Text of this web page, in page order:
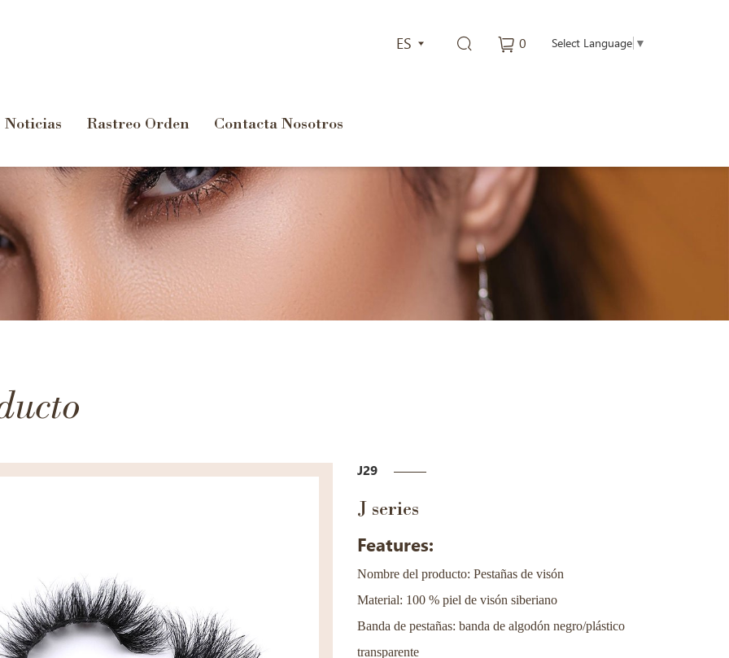
Select Language ▼
0
ES
Noticias Rastreo Orden Contacta Nosotros
J29
J series
Features:
Nombre del producto: Pestañas de visón
Material: 100 % piel de visón siberiano
Banda de pestañas: banda de algodón negro/plástico
transparente